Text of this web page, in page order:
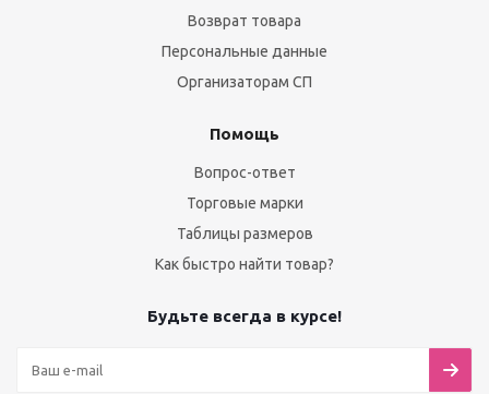
Возврат товара
Персональные данные
Организаторам СП
Помощь
Вопрос-ответ
Торговые марки
Таблицы размеров
Как быстро найти товар?
Будьте всегда в курсе!